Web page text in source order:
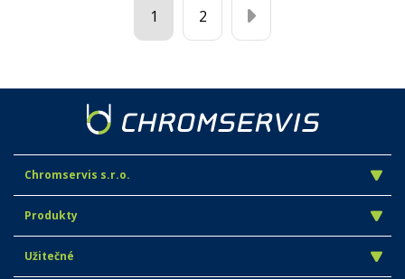
1 2
Chromservis s.r.o.
Produkty
Užitečné